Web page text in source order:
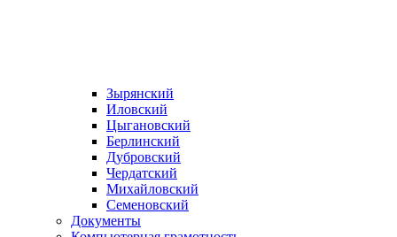
Зырянский
Иловский
Цыгановский
Берлинский
Дубровский
Чердатский
Михайловский
Семеновский
Документы